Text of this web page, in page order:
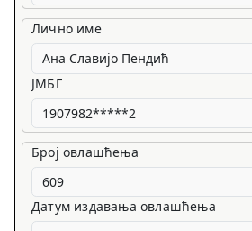
Лично име
ЈМБГ
Број овлашћења
Датум издавања овлашћења